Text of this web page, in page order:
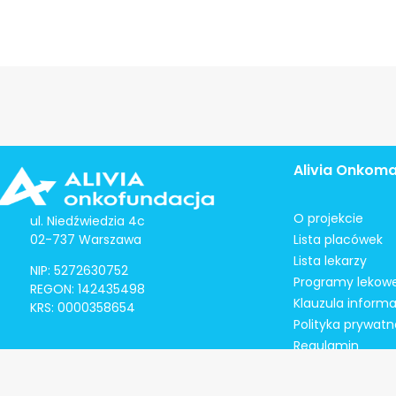
ul. Niedźwiedzia 4c
02-737 Warszawa
NIP: 5272630752
REGON: 142435498
KRS: 0000358654
Alivia
O projekcie
Lista placówek
Lista lekarzy
Programy
Klauzula
Polityka
Regulamin